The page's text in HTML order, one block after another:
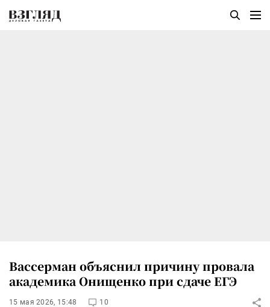
Вассерман объяснил причину провала
академика Онищенко при сдаче ЕГЭ
15 мая 2026, 15:48 10